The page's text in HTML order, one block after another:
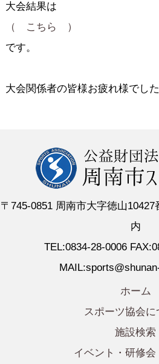
大会結果は
（ こちら ）
です。
大会関係者の皆様お疲れ様でした
〒745-0851 周南市大字徳山
内
TEL:0834-28-0006
ホーム
スポーツ協会に
施設検索
イベント・研修会